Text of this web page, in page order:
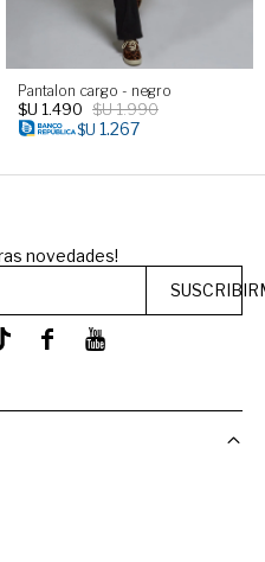
Pantalon cargo - negro
$U 1.490 $U1.990
$U 1.267
novedades!
 